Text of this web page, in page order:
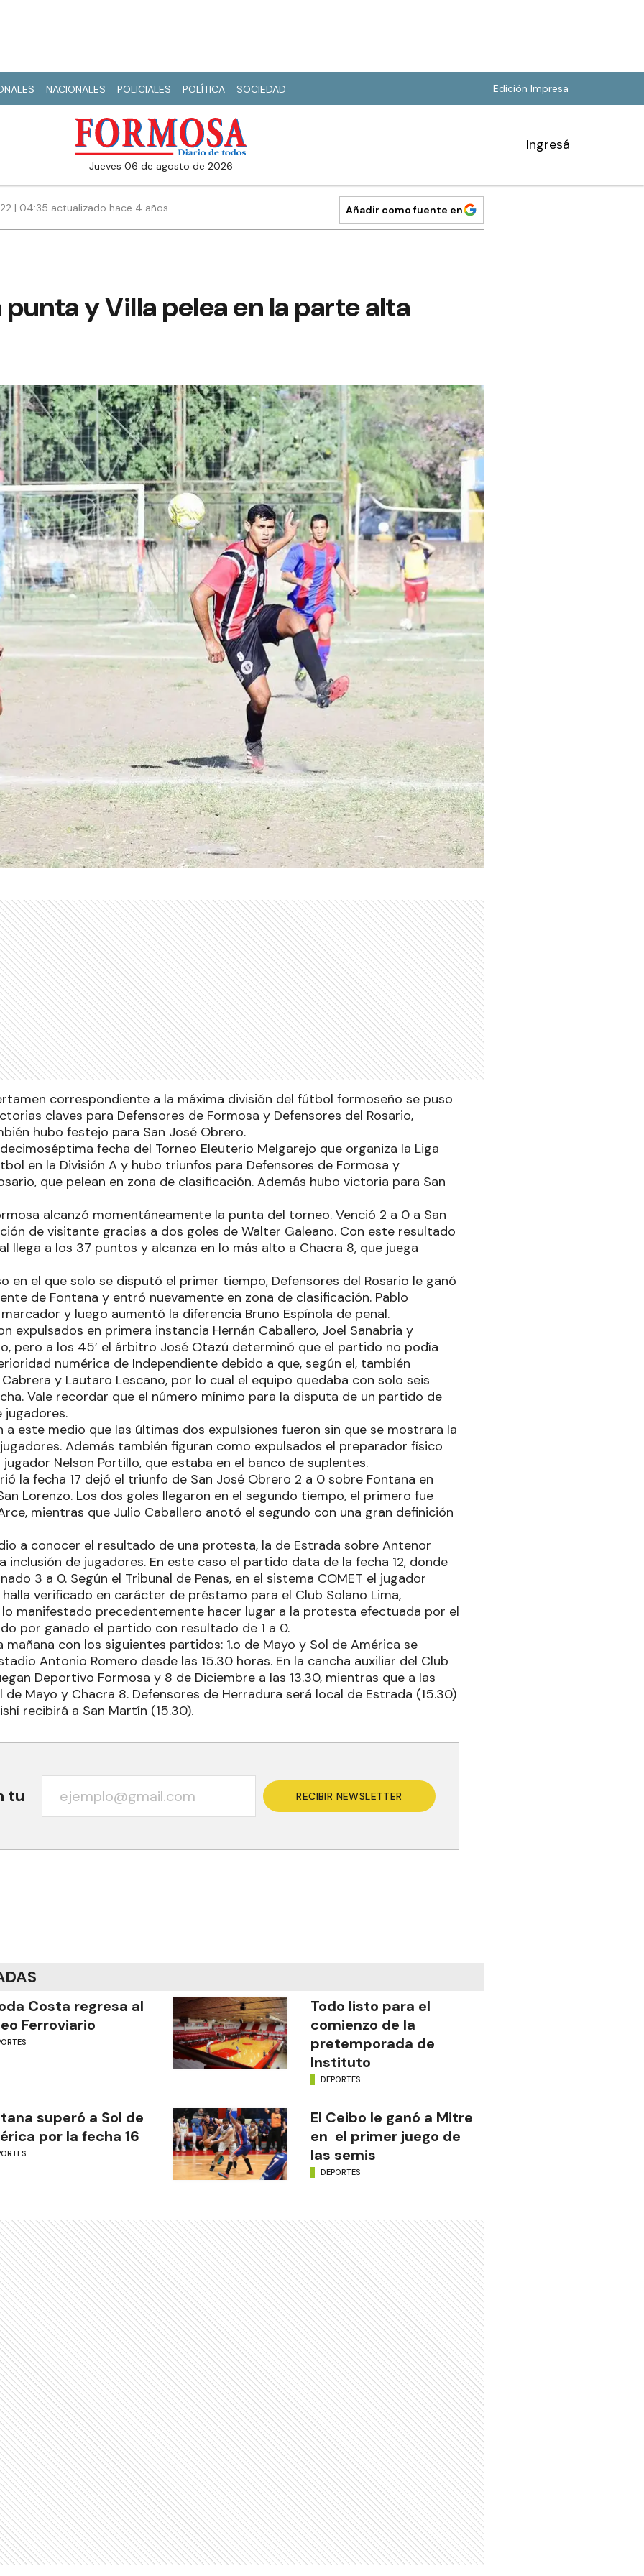
NACIONALES POLICIALES POLÍTICA SOCIEDAD Edición Impresa
jueves 06 de agosto de 2026
Ingresá
| 04:35 actualizado hace 4 años Añadir como fuente en
punta y Villa pelea en la parte alta
correspondiente a la máxima división del fútbol formoseño se puso
claves para Defensores de Formosa y Defensores del Rosario,
hubo festejo para San José Obrero.
fecha del Torneo Eleuterio Melgarejo que organiza la Liga
en la División A y hubo triunfos para Defensores de Formosa y
que pelean en zona de clasificación. Además hubo victoria para San
alcanzó momentáneamente la punta del torneo. Venció 2 a 0 a San
de visitante gracias a dos goles de Walter Galeano. Con este resultado
llega a los 37 puntos y alcanza en lo más alto a Chacra 8, que juega
en el que solo se disputó el primer tiempo, Defensores del Rosario le ganó
de Fontana y entró nuevamente en zona de clasificación. Pablo
y luego aumentó la diferencia Bruno Espínola de penal.
expulsados en primera instancia Hernán Caballero, Joel Sanabria y
pero a los 45’ el árbitro José Otazú determinó que el partido no podía
numérica de Independiente debido a que, según el, también
y Lautaro Lescano, por lo cual el equipo quedaba con solo seis
Vale recordar que el número mínimo para la disputa de un partido de
a este medio que las últimas dos expulsiones fueron sin que se mostrara la
Además también figuran como expulsados el preparador físico
jugador Nelson Portillo, que estaba en el banco de suplentes.
la fecha 17 dejó el triunfo de San José Obrero 2 a 0 sobre Fontana en
Lorenzo. Los dos goles llegaron en el segundo tiempo, el primero fue
mientras que Julio Caballero anotó el segundo con una gran definición
a conocer el resultado de una protesta, la de Estrada sobre Antenor
inclusión de jugadores. En este caso el partido data de la fecha 12, donde
3 a 0. Según el Tribunal de Penas, en el sistema COMET el jugador
verificado en carácter de préstamo para el Club Solano Lima,
manifestado precedentemente hacer lugar a la protesta efectuada por el
por ganado el partido con resultado de 1 a 0.
mañana con los siguientes partidos: 1.o de Mayo y Sol de América se
Antonio Romero desde las 15.30 horas. En la cancha auxiliar del Club
Deportivo Formosa y 8 de Diciembre a las 13.30, mientras que a las
de Mayo y Chacra 8. Defensores de Herradura será local de Estrada (15.30)
recibirá a San Martín (15.30).
tu RECIBIR NEWSLETTER
Costa regresa al
Ferroviario
Todo listo para el
comienzo de la
pretemporada de
Instituto
DEPORTES
superó a Sol de
por la fecha 16
El Ceibo le ganó a Mitre
en el primer juego de
las semis
DEPORTES